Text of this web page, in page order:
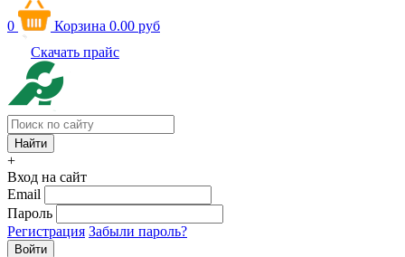
0 Корзина 0.00 руб
Скачать прайс
+
Вход на сайт
Email
Пароль
Регистрация Забыли пароль?
Войти